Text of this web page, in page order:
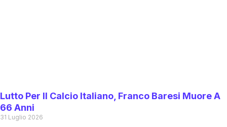
Lutto Per Il Calcio Italiano, Franco Baresi Muore A
66 Anni
31 Luglio 2026